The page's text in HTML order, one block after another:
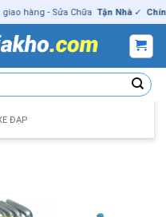
- Sửa Chữa Tận Nhà ✓ Chính
ĐẠP